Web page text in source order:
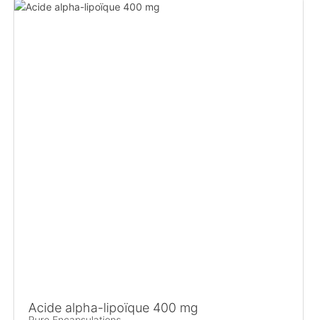
Acide alpha-lipoïque 400 mg